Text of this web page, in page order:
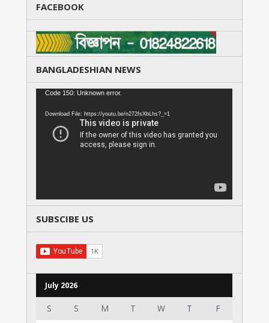
FACEBOOK
BANGLADESHIAN NEWS
Video
Code 150: Unknown error.
Download File: https://youtu.be/n272fsXbLhs?_=1
SUBSCIBE US
July 2026
S S M T W T
F